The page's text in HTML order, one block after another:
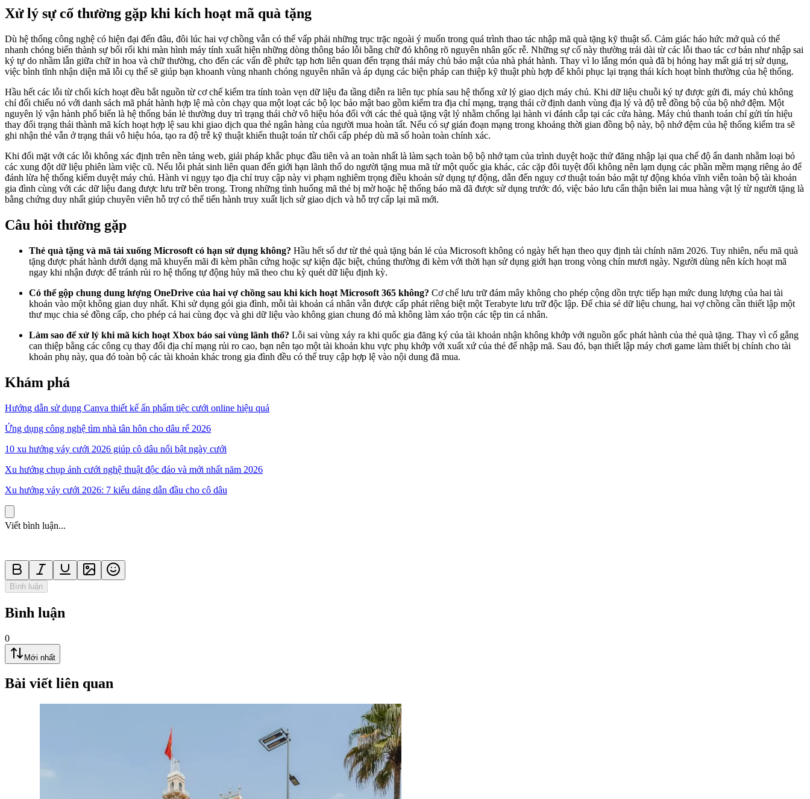
Xử lý sự cố thường gặp khi kích hoạt mã quà tặng
Dù hệ thống công nghệ có hiện đại đến đâu, đôi lúc hai vợ chồng vẫn có thể vấp phải những trục trặc ngoài ý muốn trong quá trình thao tác nhập mã quà tặng kỹ thuật số. Cảm giác háo hức mở quà có thể
nhanh chóng biến thành sự bối rối khi màn hình máy tính xuất hiện những dòng thông báo lỗi bằng chữ đỏ không rõ nguyên nhân gốc rễ. Những sự cố này thường trải dài từ các lỗi thao tác cơ bản như nhập sai
ký tự do nhầm lẫn giữa chữ in hoa và chữ thường, cho đến các vấn đề phức tạp hơn liên quan đến trạng thái máy chủ bảo mật của nhà phát hành. Thay vì lo lắng món quà đã bị hỏng hay mất giá trị sử dụng,
việc bình tĩnh nhận diện mã lỗi cụ thể sẽ giúp bạn khoanh vùng nhanh chóng nguyên nhân và áp dụng các biện pháp can thiệp kỹ thuật phù hợp để khôi phục lại trạng thái kích hoạt bình thường của hệ thống.
Hầu hết các lỗi từ chối kích hoạt đều bắt nguồn từ cơ chế kiểm tra tính toàn vẹn dữ liệu đa tầng diễn ra liên tục phía sau hệ thống xử lý giao dịch máy chủ. Khi dữ liệu chuỗi ký tự được gửi đi, máy chủ không
chỉ đối chiếu nó với danh sách mã phát hành hợp lệ mà còn chạy qua một loạt các bộ lọc bảo mật bao gồm kiểm tra địa chỉ mạng, trạng thái cờ định danh vùng địa lý và độ trễ đồng bộ của bộ nhớ đệm. Một
nguyên lý vận hành phổ biến là hệ thống bán lẻ thường duy trì trạng thái chờ vô hiệu hóa đối với các thẻ quà tặng vật lý nhằm chống lại hành vi đánh cắp tại các cửa hàng. Máy chủ thanh toán chỉ gửi tín hiệu
thay đổi trạng thái thành mã kích hoạt hợp lệ sau khi giao dịch qua thẻ ngân hàng của người mua hoàn tất. Nếu có sự gián đoạn mạng trong khoảng thời gian đồng bộ này, bộ nhớ đệm của hệ thống kiểm tra sẽ
ghi nhận thẻ vẫn ở trạng thái vô hiệu hóa, tạo ra độ trễ kỹ thuật khiến thuật toán từ chối cấp phép dù mã số hoàn toàn chính xác.
Khi đối mặt với các lỗi không xác định trên nền tảng web, giải pháp khắc phục đầu tiên và an toàn nhất là làm sạch toàn bộ bộ nhớ tạm của trình duyệt hoặc thử đăng nhập lại qua chế độ ẩn danh nhằm loại bỏ
các xung đột dữ liệu phiên làm việc cũ. Nếu lỗi phát sinh liên quan đến giới hạn lãnh thổ do người tặng mua mã từ một quốc gia khác, các cặp đôi tuyệt đối không nên lạm dụng các phần mềm mạng riêng ảo để
đánh lừa hệ thống kiểm duyệt máy chủ. Hành vi ngụy tạo địa chỉ truy cập này vi phạm nghiêm trọng điều khoản sử dụng tự động, dẫn đến nguy cơ thuật toán bảo mật tự động khóa vĩnh viễn toàn bộ tài khoản
gia đình cùng với các dữ liệu đang được lưu trữ bên trong. Trong những tình huống mã thẻ bị mờ hoặc hệ thống báo mã đã được sử dụng trước đó, việc bảo lưu cẩn thận biên lai mua hàng vật lý từ người tặng là
bằng chứng duy nhất giúp chuyên viên hỗ trợ có thể tiến hành truy xuất lịch sử giao dịch và hỗ trợ cấp lại mã mới.
Câu hỏi thường gặp
Thẻ quà tặng và mã tải xuống Microsoft có hạn sử dụng không? Hầu hết số dư từ thẻ quà tặng bán lẻ của Microsoft không có ngày hết hạn theo quy định tài chính năm 2026. Tuy nhiên, nếu mã quà
tặng được phát hành dưới dạng mã khuyến mãi đi kèm phần cứng hoặc sự kiện đặc biệt, chúng thường đi kèm với thời hạn sử dụng giới hạn trong vòng chín mươi ngày. Người dùng nên kích hoạt mã
ngay khi nhận được để tránh rủi ro hệ thống tự động hủy mã theo chu kỳ quét dữ liệu định kỳ.
Có thể gộp chung dung lượng OneDrive của hai vợ chồng sau khi kích hoạt Microsoft 365 không? Cơ chế lưu trữ đám mây không cho phép cộng dồn trực tiếp hạn mức dung lượng của hai tài
khoản vào một không gian duy nhất. Khi sử dụng gói gia đình, mỗi tài khoản cá nhân vẫn được cấp phát riêng biệt một Terabyte lưu trữ độc lập. Để chia sẻ dữ liệu chung, hai vợ chồng cần thiết lập một
thư mục chia sẻ đồng cấp, cho phép cả hai cùng đọc và ghi dữ liệu vào không gian chung đó mà không làm xáo trộn các tệp tin cá nhân.
Làm sao để xử lý khi mã kích hoạt Xbox báo sai vùng lãnh thổ? Lỗi sai vùng xảy ra khi quốc gia đăng ký của tài khoản nhận không khớp với nguồn gốc phát hành của thẻ quà tặng. Thay vì cố gắng
can thiệp bằng các công cụ thay đổi địa chỉ mạng rủi ro cao, bạn nên tạo một tài khoản khu vực phụ khớp với xuất xứ của thẻ để nhập mã. Sau đó, bạn thiết lập máy chơi game làm thiết bị chính cho tài
khoản phụ này, qua đó toàn bộ các tài khoản khác trong gia đình đều có thể truy cập hợp lệ vào nội dung đã mua.
Khám phá
Hướng dẫn sử dụng Canva thiết kế ấn phẩm tiệc cưới online hiệu quả
Ứng dụng công nghệ tìm nhà tân hôn cho dâu rể 2026
10 xu hướng váy cưới 2026 giúp cô dâu nổi bật ngày cưới
Xu hướng chụp ảnh cưới nghệ thuật độc đáo và mới nhất năm 2026
Xu hướng váy cưới 2026: 7 kiểu dáng dẫn đầu cho cô dâu
Viết bình luận...
Bình luận
Bình luận
0
Mới nhất
Bài viết liên quan